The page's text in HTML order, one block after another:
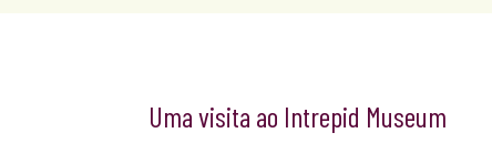
Uma visita ao Intrepid Museum